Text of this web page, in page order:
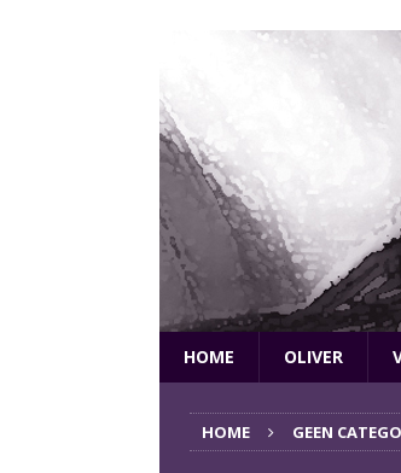
HOME OLIVER
HOME GEEN